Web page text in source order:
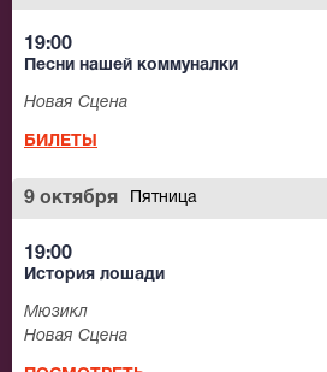
19:00
Песни нашей коммуналки
Новая Сцена
БИЛЕТЫ
9 октября Пятница
19:00
История лошади
Мюзикл
Новая Сцена